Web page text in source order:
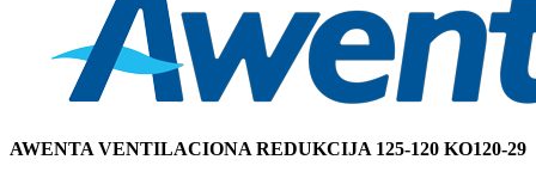
AWENTA VENTILACIONA REDUKCIJA 125-120 KO120-29